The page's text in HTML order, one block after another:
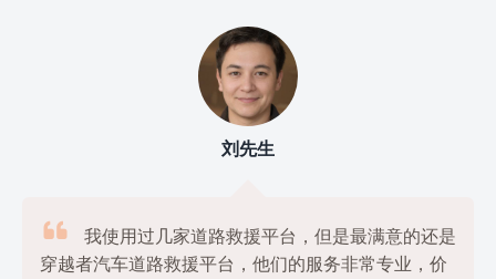
刘先生

我使用过几家道路救援平台，但是最满意的还是
穿越者汽车道路救援平台，他们的服务非常专业，价